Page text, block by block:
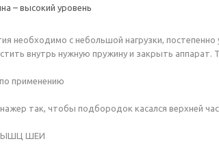
– высокий уровень
необходимо с небольшой нагрузки,
внутрь нужную пружину и закрыть
применению
так, чтобы подбородок касался верхней
ШЕИ